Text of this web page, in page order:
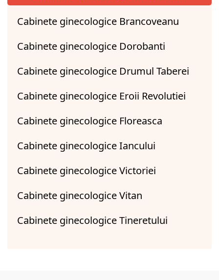
Cabinete ginecologice Brancoveanu
Cabinete ginecologice Dorobanti
Cabinete ginecologice Drumul Taberei
Cabinete ginecologice Eroii Revolutiei
Cabinete ginecologice Floreasca
Cabinete ginecologice Iancului
Cabinete ginecologice Victoriei
Cabinete ginecologice Vitan
Cabinete ginecologice Tineretului